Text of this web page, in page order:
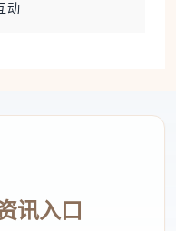
被学者定性为“新型
动
讯入口